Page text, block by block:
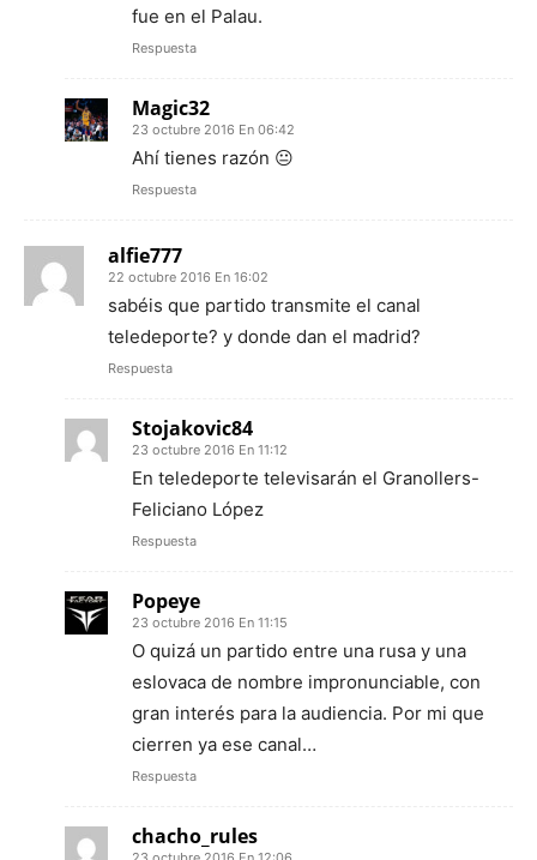
fue en el Palau.
Respuesta
Magic32
23 octubre 2016 En 06:42
Ahí tienes razón 😐
Respuesta
alfie777
22 octubre 2016 En 16:02
sabéis que partido transmite el canal
teledeporte? y donde dan el madrid?
Respuesta
Stojakovic84
23 octubre 2016 En 11:12
En teledeporte televisarán el Granollers-
Feliciano López
Respuesta
Popeye
23 octubre 2016 En 11:15
O quizá un partido entre una rusa y una
eslovaca de nombre impronunciable, con
gran interés para la audiencia. Por mi que
cierren ya ese canal…
Respuesta
chacho_rules